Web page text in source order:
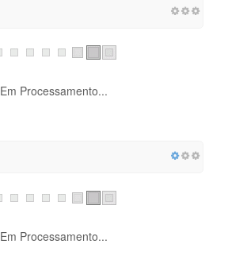
Em Processamento...
Em Processamento...